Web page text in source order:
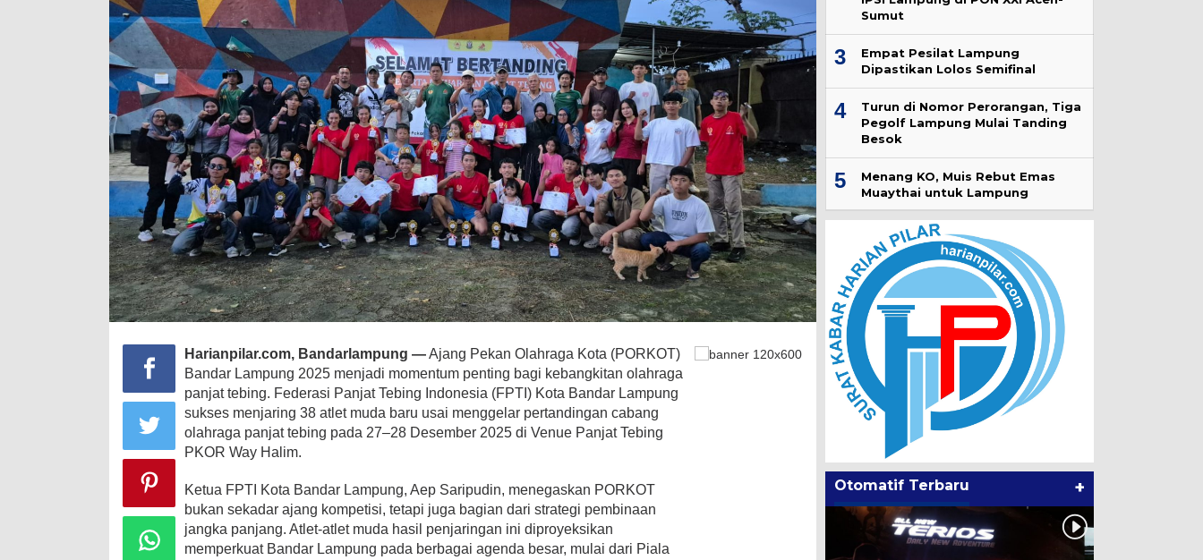
Harianpilar.com, Bandarlampung —Ajang Pekan Olahraga Kota (PORKOT)
Bandar Lampung 2025 menjadi momentum penting bagi kebangkitan olahraga
panjat tebing. Federasi Panjat Tebing Indonesia (FPTI) Kota Bandar Lampung
sukses menjaring 38 atlet muda baru usai menggelar pertandingan cabang
olahraga panjat tebing pada 27–28 Desember 2025 di Venue Panjat Tebing
PKOR Way Halim.
Ketua FPTI Kota Bandar Lampung, Aep Saripudin, menegaskan PORKOT
bukan sekadar ajang kompetisi, tetapi juga bagian dari strategi pembinaan
jangka panjang. Atlet-atlet muda hasil penjaringan ini diproyeksikan
memperkuat Bandar Lampung pada berbagai agenda besar, mulai dari Piala
Sumut
3
Empat Pesilat Lampung
Dipastikan Lolos Semifinal
4
Turun di Nomor Perorangan, Tiga
Pegolf Lampung Mulai Tanding
Besok
5
Menang KO, Muis Rebut Emas
Muaythai untuk Lampung
Otomatif Terbaru +